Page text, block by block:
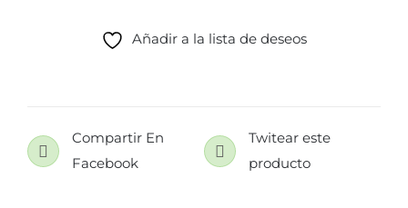
MARRONAñadir a la lista de deseos
Compartir En
Facebook
Twitear este
producto